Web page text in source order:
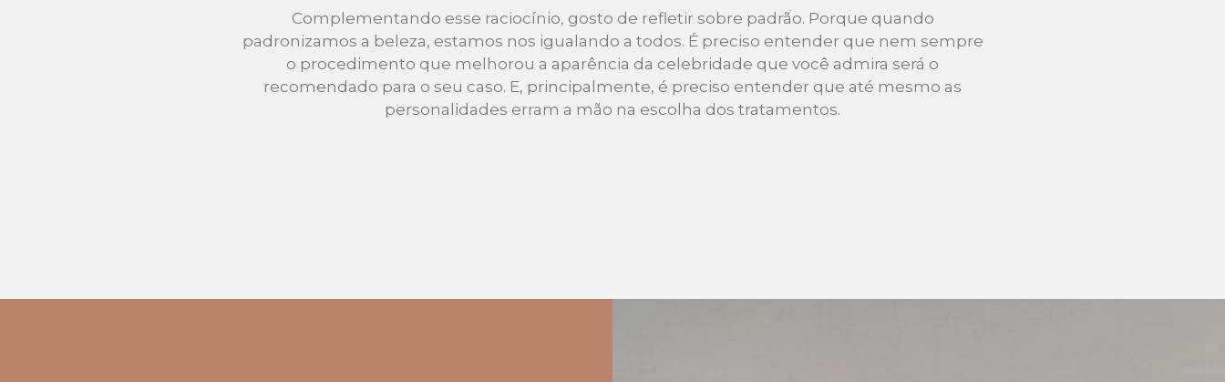
Complementando esse raciocínio, gosto de refletir sobre padrão. Porque quando
padronizamos a beleza, estamos nos igualando a todos. É preciso entender que nem sempre
o procedimento que melhorou a aparência da celebridade que você admira será o
recomendado para o seu caso. E, principalmente, é preciso entender que até mesmo as
personalidades erram a mão na escolha dos tratamentos.